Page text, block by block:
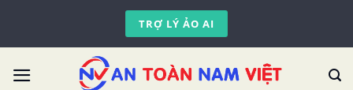
content
TRỢ LÝ ẢO AI